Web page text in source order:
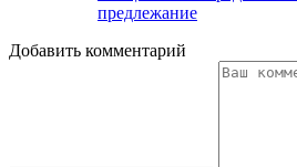
предлежание
Добавить комментарий